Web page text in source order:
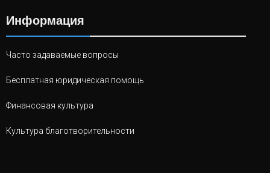
Информация
Часто задаваемые вопросы
Бесплатная юридическая помощь
Финансовая культура
Культура благотворительности